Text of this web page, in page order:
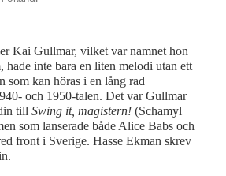
Kai Gullmar, vilket var namnet hon
hade inte bara en liten melodi utan ett
som kan höras i en lång rad
och 1950-talen. Det var Gullmar
till Swing it, magistern! (Schamyl
som lanserade både Alice Babs och
front i Sverige. Hasse Ekman skrev